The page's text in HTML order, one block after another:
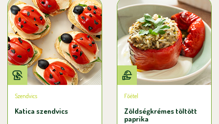
Szendvics
Katica szendvics
Főétel
Zöldségkrémes töltött
paprika